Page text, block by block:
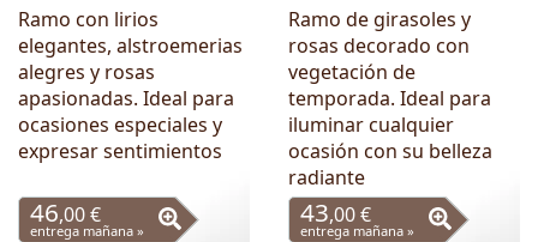
Ramo con lirios
elegantes, alstroemerias
alegres y rosas
apasionadas. Ideal para
ocasiones especiales y
expresar sentimientos
46,00 €
entrega mañana »
Ramo de girasoles y
rosas decorado con
vegetación de
temporada. Ideal para
iluminar cualquier
ocasión con su belleza
radiante
43,00 €
entrega mañana »